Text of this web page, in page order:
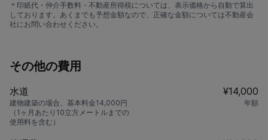
＊印紙代・仲介手数料・不動産所得税については、表示価格から自動で算出
しております。あくまでも予想金額なので、正確な金額については不動産会
社にお問い合わせください。
その他の費用
水道
建物建築の場合、基本料金14,000円
（1ヶ月あたり10立方メートルまでの
使用料を含む）
¥14,000
年額